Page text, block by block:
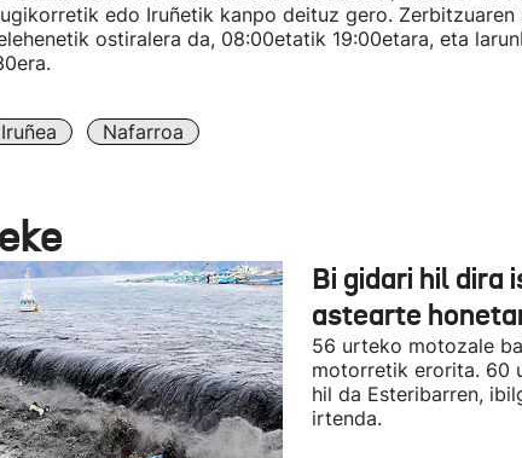
edo Iruñetik kanpo deituz gero. Zerbitzuaren
ostiralera da, 08:00etatik 19:00etara, eta
Iruñea Nafarroa
Bi gidari hil dira
astearte
56 urteko motozale
motorretik erorita. 60
hil da Esteribarren,
irtenda.